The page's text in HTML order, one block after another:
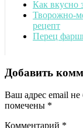
Как вкусно
Творожно-
рецепт
Перец
Добавить
Ваш адрес email не
помечены *
Комментарий *